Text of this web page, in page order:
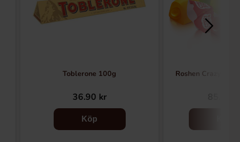
Toblerone 100g
36.90 kr
Köp
Roshen Crazy